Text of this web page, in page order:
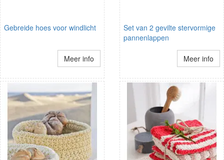
Gebreide hoes voor windlicht
Meer info
Set van 2 gevilte stervormige
pannenlappen
Meer info